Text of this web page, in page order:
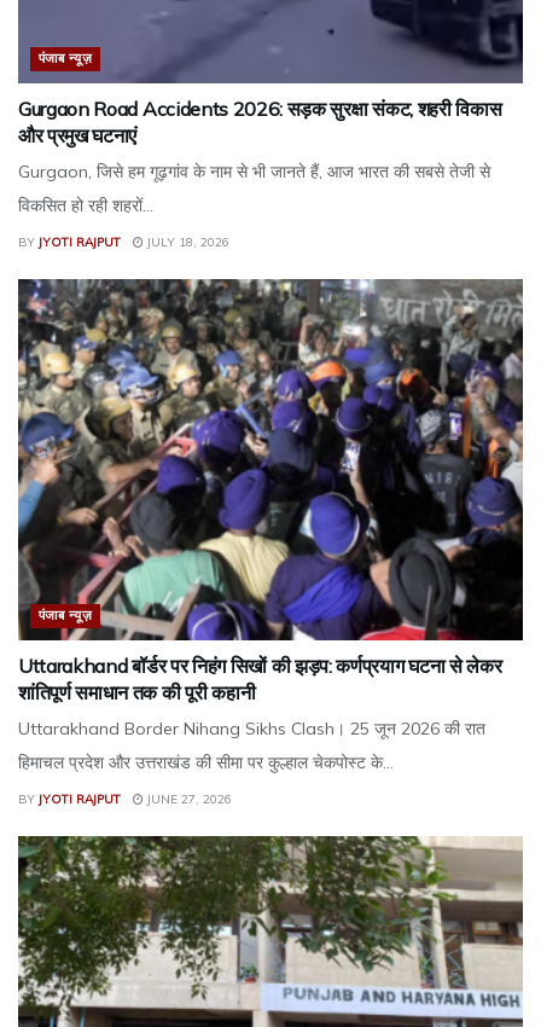
पंजाब न्यूज़
Gurgaon Road Accidents 2026: सड़क सुरक्षा संकट, शहरी विकास
और प्रमुख घटनाएं
Gurgaon, जिसे हम गूढ़गांव के नाम से भी जानते हैं, आज भारत की सबसे तेजी से
विकसित हो रही शहरों...
BY JYOTI RAJPUT JULY 18, 2026
पंजाब न्यूज़
Uttarakhand बॉर्डर पर निहंग सिखों की झड़प: कर्णप्रयाग घटना से लेकर
शांतिपूर्ण समाधान तक की पूरी कहानी
Uttarakhand Border Nihang Sikhs Clash। 25 जून 2026 की रात
हिमाचल प्रदेश और उत्तराखंड की सीमा पर कुल्हाल चेकपोस्ट के...
BY JYOTI RAJPUT JUNE 27, 2026